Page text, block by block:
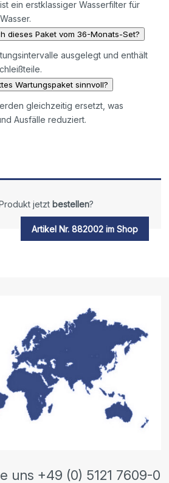
ein erstklassiger Wasserfilter für
dieses Paket vom 36-Monats-Set?
ausgelegt und enthält
Wartungspaket sinnvoll?
gleichzeitig ersetzt, was
Ausfälle reduziert.
jetzt bestellen?
Artikel Nr. 882002 im Shop
uns +49 (0) 5121 7609-0